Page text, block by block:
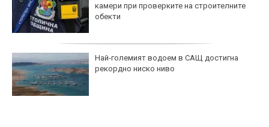
камери при проверките на строителните
обекти
Най-големият водоем в САЩ достигна
рекордно ниско ниво